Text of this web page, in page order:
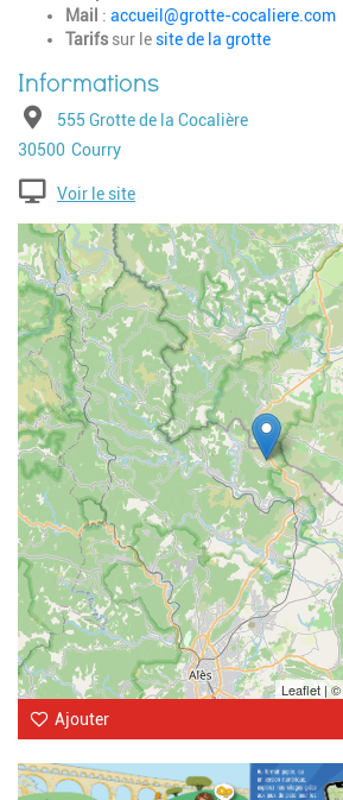
Mail : accueil@grotte-cocaliere.com
Tarifs sur lesite de la grotte
Adresse555 Grotte de la Cocalière
Code postal
30500 Ville
Courry
Voir le site
Geolocalisation
Leaflet | ©
Ajouter